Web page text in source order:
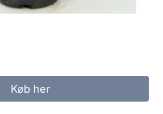
Køb her